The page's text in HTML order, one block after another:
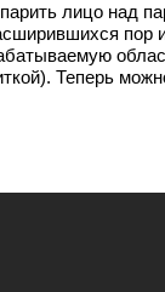
лицо над
пор
Теперь